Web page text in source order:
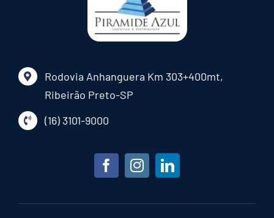
Rodovia Anhanguera Km 303+400mt,
Ribeirão Preto-SP
(16) 3101-9000